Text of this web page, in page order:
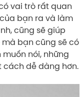
vai trò rất quan
bạn ra và làm
cũng sẽ giúp
mà bạn cũng sẽ có
nói, những
dễ dàng hơn.